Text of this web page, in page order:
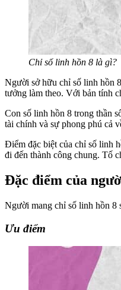
Chỉ số linh hồn 8 là gì?
Người sở hữu chỉ số linh hồn
tưởng làm theo. Với bản tính
Con số linh hồn 8 trong thần
tài chính và sự phong phú cả
Điểm đặc biệt của chỉ số linh
đi đến thành công chung. Tố
Đặc điểm của
Người mang chỉ số linh hồn 8
Ưu điểm